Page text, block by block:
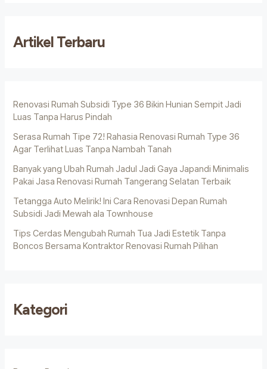
Artikel Terbaru
Renovasi Rumah Subsidi Type 36 Bikin Hunian Sempit Jadi
Luas Tanpa Harus Pindah
Serasa Rumah Tipe 72! Rahasia Renovasi Rumah Type 36
Agar Terlihat Luas Tanpa Nambah Tanah
Banyak yang Ubah Rumah Jadul Jadi Gaya Japandi Minimalis
Pakai Jasa Renovasi Rumah Tangerang Selatan Terbaik
Tetangga Auto Melirik! Ini Cara Renovasi Depan Rumah
Subsidi Jadi Mewah ala Townhouse
Tips Cerdas Mengubah Rumah Tua Jadi Estetik Tanpa
Boncos Bersama Kontraktor Renovasi Rumah Pilihan
Kategori